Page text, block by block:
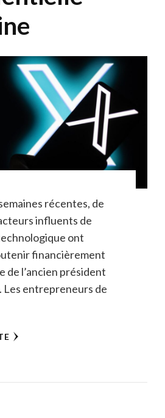
récentes, de
influents de
ont
financièrement
de l’ancien président
Les entrepreneurs de